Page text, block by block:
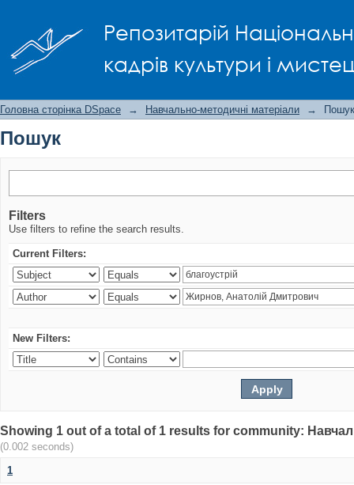
Репозитарій
кадрів культури і
Головна сторінка DSpace → Навчально-методичні матеріали → Пошук
Пошук
Filters
Use filters to refine the search results.
Current Filters:
New Filters:
Showing 1 out of a total of 1 results for community:
(0.002 seconds)
1